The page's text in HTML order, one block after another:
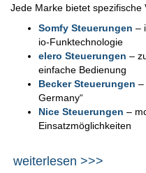
Jede Marke bietet spezifische
Somfy Steuerungen –
io-Funktechnologie
elero Steuerungen –
einfache Bedienung
Becker Steuerungen –
Germany“
Nice Steuerungen –
Einsatzmöglichkeiten
weiterlesen >>>